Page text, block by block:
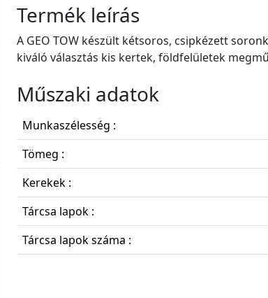
Termék leírás
A GEO TOW készült kétsoros, csipkézett
kiváló választás kis kertek, földfelületek
Műszaki adatok
Munkaszélesség :
Tömeg :
Kerekek :
Tárcsa lapok :
Tárcsa lapok száma :